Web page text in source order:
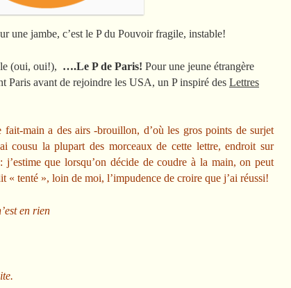
une jambe, c’est le P du Pouvoir fragile, instable!
(oui, oui!), ….Le P de Paris! Pour une jeune étrangère
Paris avant de rejoindre les USA, un P inspiré des Lettres
main a des airs -brouillon, d’où les gros points de surjet
cousu la plupart des morceaux de cette lettre, endroit sur
j’estime que lorsqu’on décide de coudre à la main, on peut
», loin de moi, l’impudence de croire que j’ai réussi!
en rien